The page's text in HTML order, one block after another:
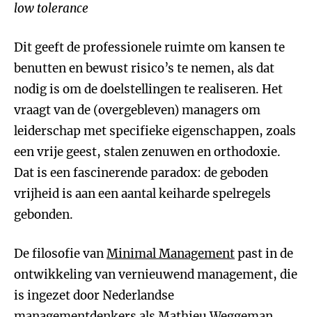
low tolerance
Dit geeft de professionele ruimte om kansen te
benutten en bewust risico’s te nemen, als dat
nodig is om de doelstellingen te realiseren. Het
vraagt van de (overgebleven) managers om
leiderschap met specifieke eigenschappen, zoals
een vrije geest, stalen zenuwen en orthodoxie.
Dat is een fascinerende paradox: de geboden
vrijheid is aan een aantal keiharde spelregels
gebonden.
De filosofie vanMinimal Managementpast in de
ontwikkeling van vernieuwend management, die
is ingezet door Nederlandse